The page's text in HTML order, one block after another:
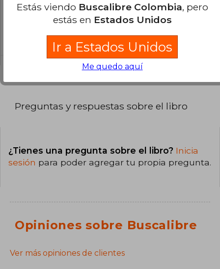
¿Cuál es la encuadernación de este libro?
Preguntas y respuestas sobre el libro
¿Tienes una pregunta sobre el libro? Inicia
sesión para poder agregar tu propia pregunta.
Opiniones sobre Buscalibre
Ver más opiniones de clientes
Estás viendo Buscalibre Colombia, pero
estás en Estados Unidos
Ir a Estados Unidos
Me quedo aquí